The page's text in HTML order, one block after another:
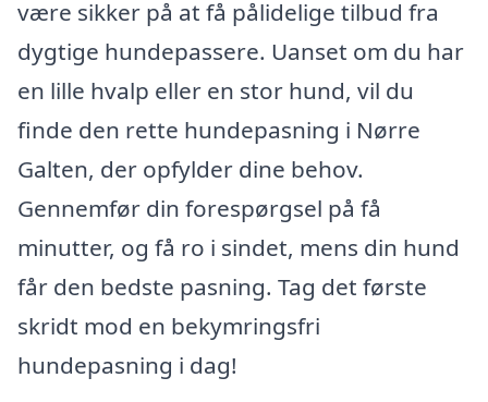
være sikker på at få pålidelige tilbud fra
dygtige hundepassere. Uanset om du har
en lille hvalp eller en stor hund, vil du
finde den rette hundepasning i Nørre
Galten, der opfylder dine behov.
Gennemfør din forespørgsel på få
minutter, og få ro i sindet, mens din hund
får den bedste pasning. Tag det første
skridt mod en bekymringsfri
hundepasning i dag!